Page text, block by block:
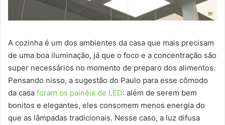
A cozinha é um dos ambientes da casa que mais precisam
de uma boa iluminação, já que o foco e a concentração são
super necessários no momento de preparo dos alimentos.
Pensando nisso, a sugestão do Paulo para esse cômodo
da casa foram os painéis de LED: além de serem bem
bonitos e elegantes, eles consomem menos energia do
que as lâmpadas tradicionais. Nesse caso, a luz difusa